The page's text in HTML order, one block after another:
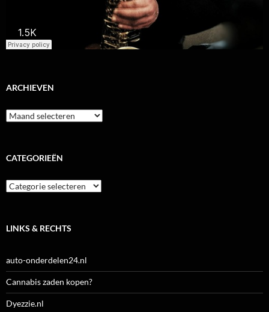
ARCHIEVEN
Archieven
CATEGORIEËN
Categorieën
LINKS & RECHTS
auto-onderdelen24.nl
Cannabis zaden kopen?
Dyezzie.nl